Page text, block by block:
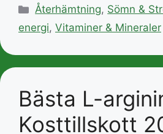
Kategorier
Återhämtning, Sömn &
energi, Vitaminer & Mineraler
Bästa L-
Kosttillskott